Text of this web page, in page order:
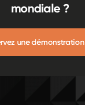
mondiale ?
une démonstration